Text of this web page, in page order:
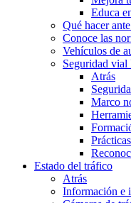
Educa
Qué hacer
Conoce las
Vehículos de
Seguridad vial
Atrás
Marco
Estado del tráfico
Atrás
Información e